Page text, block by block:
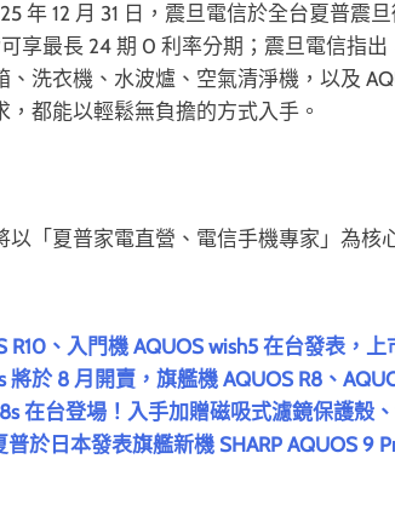
年 12 月 31 日，震旦電信於全台夏普震
享最長 24 期 0 利率分期；震旦電信指
洗衣機、水波爐、空氣清淨機，以及
都能以輕鬆無負擔的方式入手。
「夏普家電直營、電信手機專家」為核
R10、入門機 AQUOS wish5 在台發表，
將於 8 月開賣，旗艦機 AQUOS R8、
在台登場！入手加贈磁吸式濾鏡保護殼
於日本發表旗艦新機 SHARP AQUOS 9